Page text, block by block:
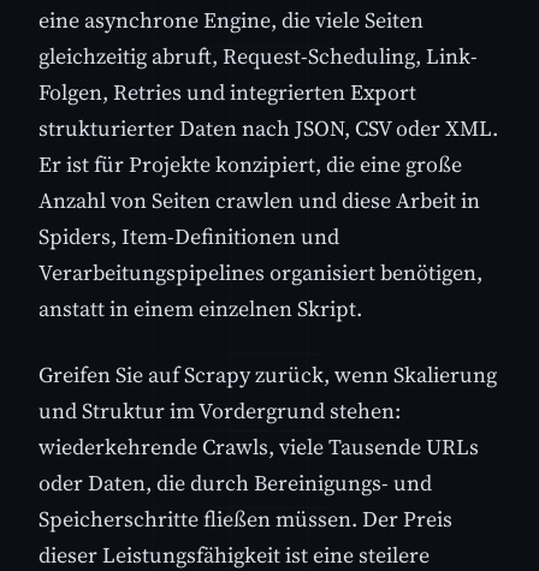
eine asynchrone Engine, die viele Seiten
gleichzeitig abruft, Request-Scheduling, Link-
Folgen, Retries und integrierten Export
strukturierter Daten nach JSON, CSV oder XML.
Er ist für Projekte konzipiert, die eine große
Anzahl von Seiten crawlen und diese Arbeit in
Spiders, Item-Definitionen und
Verarbeitungspipelines organisiert benötigen,
anstatt in einem einzelnen Skript.
Greifen Sie auf Scrapy zurück, wenn Skalierung
und Struktur im Vordergrund stehen:
wiederkehrende Crawls, viele Tausende URLs
oder Daten, die durch Bereinigungs- und
Speicherschritte fließen müssen. Der Preis
dieser Leistungsfähigkeit ist eine steilere